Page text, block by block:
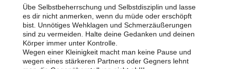
Übe Selbstbeherrschung und Selbstdisziplin und lasse
es dir nicht anmerken, wenn du müde oder erschöpft
bist. Unnötiges Wehklagen und Schmerzäußerungen
sind zu vermeiden. Halte deine Gedanken und deinen
Körper immer unter Kontrolle.
Wegen einer Kleinigkeit macht man keine Pause und
wegen eines stärkeren Partners oder Gegners lehnt